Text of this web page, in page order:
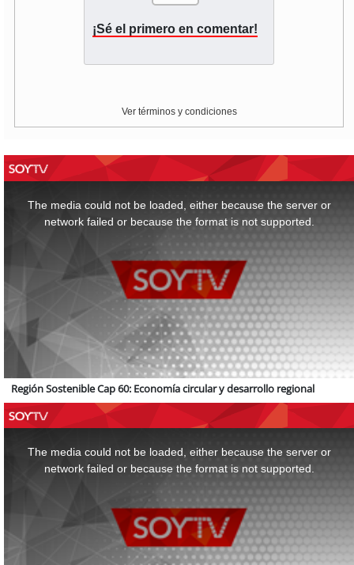
¡Sé el primero en comentar!
Ver términos y condiciones
The media could not be loaded, either because the server or
network failed or because the format is not supported.
Región Sostenible Cap 60: Economía circular y desarrollo regional
The media could not be loaded, either because the server or
network failed or because the format is not supported.